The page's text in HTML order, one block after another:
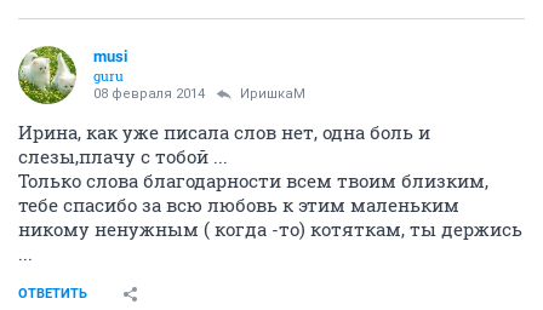
musi
guru
08 февраля 2014 ИришкаМ
Ирина, как уже писала слов нет, одна боль и
слезы,плачу с тобой ...
Только слова благодарности всем твоим близким,
тебе спасибо за всю любовь к этим маленьким
никому ненужным ( когда -то) котяткам, ты держись
...
ОТВЕТИТЬ